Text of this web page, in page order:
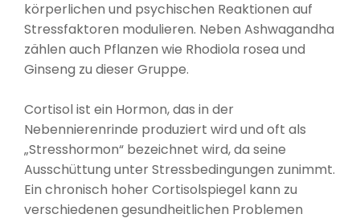
körperlichen und psychischen Reaktionen auf
Stressfaktoren modulieren. Neben Ashwagandha
zählen auch Pflanzen wie Rhodiola rosea und
Ginseng zu dieser Gruppe.
Cortisol ist ein Hormon, das in der
Nebennierenrinde produziert wird und oft als
„Stresshormon“ bezeichnet wird, da seine
Ausschüttung unter Stressbedingungen zunimmt.
Ein chronisch hoher Cortisolspiegel kann zu
verschiedenen gesundheitlichen Problemen